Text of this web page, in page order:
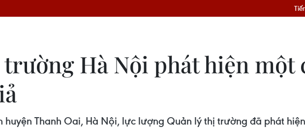
Hà Nội phát hiện một
huyện Thanh Oai, Hà Nội, lực lượng Quản lý thị trường đã phát